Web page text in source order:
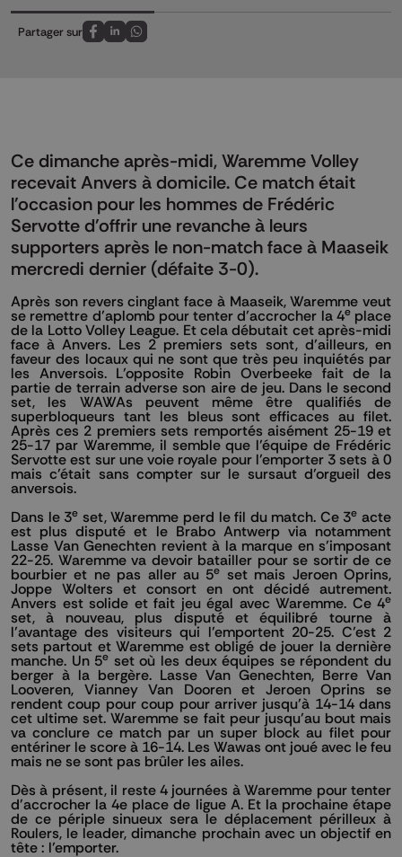
Partager sur
Partagez sur FaceBook
Partagez sur LinkedIn
Partagez sur Whatsapp
Ce dimanche après-midi, Waremme Volley
recevait Anvers à domicile. Ce match était
l'occasion pour les hommes de Frédéric
Servotte d'offrir une revanche à leurs
supporters après le non-match face à Maaseik
mercredi dernier (défaite 3-0).
Après son revers cinglant face à Maaseik, Waremme veut
se remettre d’aplomb pour tenter d’accrocher la 4eplace
de la Lotto Volley League. Et cela débutait cet après-midi
face à Anvers. Les 2 premiers sets sont, d’ailleurs, en
faveur des locaux qui ne sont que très peu inquiétés par
les Anversois. L’opposite Robin Overbeeke fait de la
partie de terrain adverse son aire de jeu. Dans le second
set, les WAWAs peuvent même être qualifiés de
superbloqueurs tant les bleus sont efficaces au filet.
Après ces 2 premiers sets remportés aisément 25-19 et
25-17 par Waremme, il semble que l’équipe de Frédéric
Servotte est sur une voie royale pour l’emporter 3 sets à 0
mais c’était sans compter sur le sursaut d’orgueil des
anversois.
Dans le 3e set, Waremme perd le fil du match. Ce 3e acte
est plus disputé et le Brabo Antwerp via notamment
Lasse Van Genechten revient à la marque en s’imposant
22-25. Waremme va devoir batailler pour se sortir de ce
bourbier et ne pas aller au 5e set mais Jeroen Oprins,
Joppe Wolters et consort en ont décidé autrement.
Anvers est solide et fait jeu égal avec Waremme. Ce 4e
set, à nouveau, plus disputé et équilibré tourne à
l’avantage des visiteurs qui l’emportent 20-25. C’est 2
sets partout et Waremme est obligé de jouer la dernière
manche. Un 5e set où les deux équipes se répondent du
berger à la bergère. Lasse Van Genechten, Berre Van
Looveren, Vianney Van Dooren et Jeroen Oprins se
rendent coup pour coup pour arriver jusqu’à 14-14 dans
cet ultime set. Waremme se fait peur jusqu’au bout mais
va conclure ce match par un super block au filet pour
entériner le score à 16-14. Les Wawas ont joué avec le feu
mais ne se sont pas brûler les ailes.
Dès à présent, il reste 4 journées à Waremme pour tenter
d'accrocher la 4e place de ligue A. Et la prochaine étape
de ce périple sinueux sera le déplacement périlleux à
Roulers, le leader, dimanche prochain avec un objectif en
tête : l’emporter.